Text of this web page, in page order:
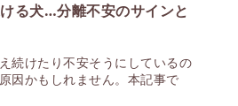
る犬…分離不安のサインと
続けたり不安そうにしているの
因かもしれません。本記事で